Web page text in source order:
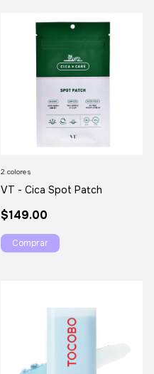
VT - Cica Spot Patch
$149.00
2 colores
Comprar